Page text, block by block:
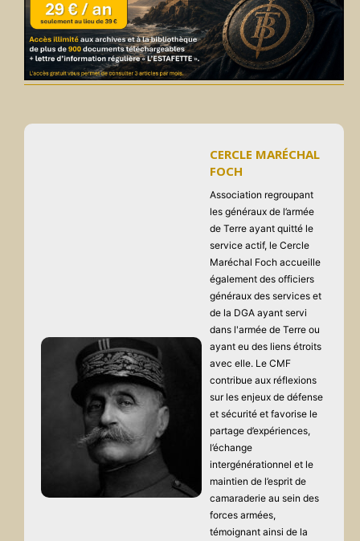
CERCLE MARÉCHAL
FOCH
Association regroupant
les généraux de l’armée
de Terre ayant quitté le
service actif, le Cercle
Maréchal Foch accueille
également des officiers
généraux des services et
de la DGA ayant servi
dans l'armée de Terre ou
ayant eu des liens étroits
avec elle. Le CMF
contribue aux réflexions
sur les enjeux de défense
et sécurité et favorise le
partage d’expériences,
l’échange
intergénérationnel et le
maintien de l’esprit de
camaraderie au sein des
forces armées,
témoignant ainsi de la